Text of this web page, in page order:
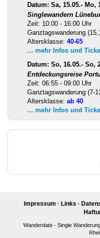
Datum: Sa, 15.05.- Mo,
Singlewandern
Zeit: 10:00 - 16:00 Uhr
Ganztagswanderung
Altersklasse: 40-65
... mehr Infos und
Datum: So, 16.05.- So,
Entdeckungsreise
Zeit: 06:55 - 09:00 Uhr
Ganztagswanderung (7-
Altersklasse: ab 40
... mehr Infos und
Impressum · Links ·
Wanderdate - Single